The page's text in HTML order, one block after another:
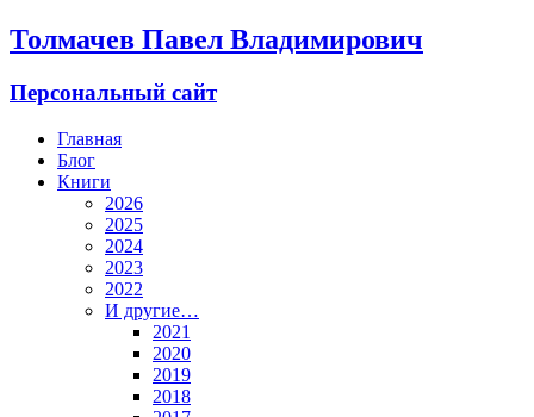
Толмачев Павел Владимирович
Персональный сайт
Главная
Блог
Книги
2026
2025
2024
2023
2022
И другие…
2021
2020
2019
2018